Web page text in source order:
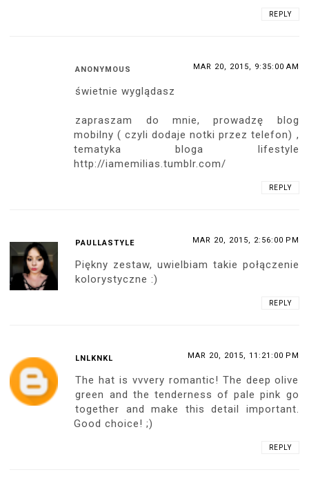
REPLY
ANONYMOUS MAR 20, 2015, 9:35:00 AM
świetnie wyglądasz
zapraszam do mnie, prowadzę blog
mobilny ( czyli dodaje notki przez telefon) ,
tematyka bloga lifestyle
http://iamemilias.tumblr.com/
REPLY
PAULLASTYLE MAR 20, 2015, 2:56:00 PM
Piękny zestaw, uwielbiam takie połączenie
kolorystyczne :)
REPLY
LNLKNKL MAR 20, 2015, 11:21:00 PM
The hat is vvvery romantic! The deep olive
green and the tenderness of pale pink go
together and make this detail important.
Good choice! ;)
REPLY